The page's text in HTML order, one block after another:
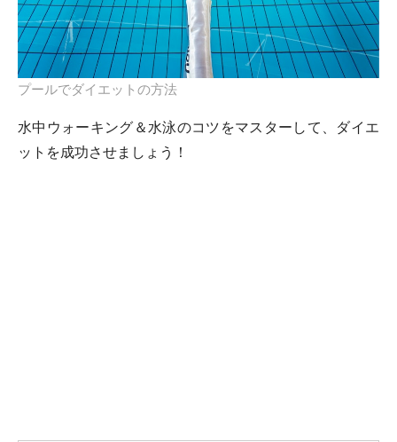
プールでダイエットの方法
水中ウォーキング＆水泳のコツをマスターして、ダイエ
ットを成功させましょう！